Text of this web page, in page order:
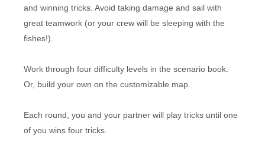
and winning tricks. Avoid taking damage and sail with
great teamwork (or your crew will be sleeping with the
fishes!).
Work through four difficulty levels in the scenario book.
Or, build your own on the customizable map.
Each round, you and your partner will play tricks until one
of you wins four tricks.